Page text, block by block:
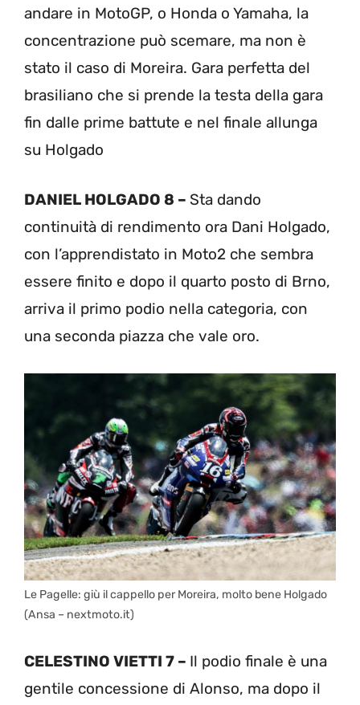
andare in MotoGP, o Honda o Yamaha, la
concentrazione può scemare, ma non è
stato il caso di Moreira. Gara perfetta del
brasiliano che si prende la testa della gara
fin dalle prime battute e nel finale allunga
su Holgado
DANIEL HOLGADO 8 – Sta dando
continuità di rendimento ora Dani Holgado,
con l’apprendistato in Moto2 che sembra
essere finito e dopo il quarto posto di Brno,
arriva il primo podio nella categoria, con
una seconda piazza che vale oro.
Le Pagelle: giù il cappello per Moreira, molto bene Holgado
(Ansa – nextmoto.it)
CELESTINO VIETTI 7 – Il podio finale è una
gentile concessione di Alonso, ma dopo il